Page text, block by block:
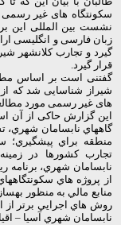
سکونتگاه های غیر
نشست بین المللی این
زبان فارسی و انگلیسی
گیرد و تجارب کلانشهر
قرار گیرد.
های غیر رسمی مورد
این گزارش حاکی از آن
گاههاي نابسامان
منطقه براي پيشگيري؛
تجارب کشورها در
نابسامان شهري، برنامه
از پروژه هاي
منابع مالي به منظور
روش هاي اجرايي برتر
نابسامان شهري آسيا –